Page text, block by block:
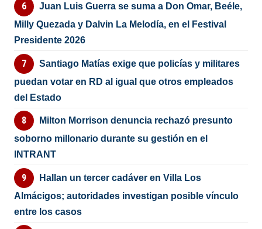
Juan Luis Guerra se suma a Don Omar, Beéle,
Milly Quezada y Dalvin La Melodía, en el Festival
Presidente 2026
Santiago Matías exige que policías y militares
puedan votar en RD al igual que otros empleados
del Estado
Milton Morrison denuncia rechazó presunto
soborno millonario durante su gestión en el
INTRANT
Hallan un tercer cadáver en Villa Los
Almácigos; autoridades investigan posible vínculo
entre los casos